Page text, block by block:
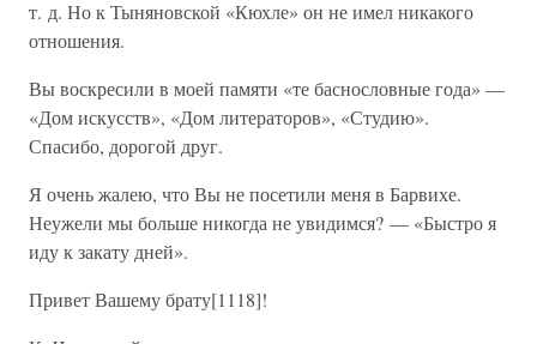
т. д. Но к Тыняновской «Кюхле» он не имел никакого
отношения.
Вы воскресили в моей памяти «те баснословные года» —
«Дом искусств», «Дом литераторов», «Студию».
Спасибо, дорогой друг.
Я очень жалею, что Вы не посетили меня в Барвихе.
Неужели мы больше никогда не увидимся? — «Быстро я
иду к закату дней».
Привет Вашему брату[1118]!